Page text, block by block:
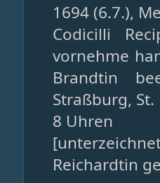
1694 (6.7.),
Codicilli
vornehme
Brandtin
Straßburg,
8 Uhren
Reichardtin